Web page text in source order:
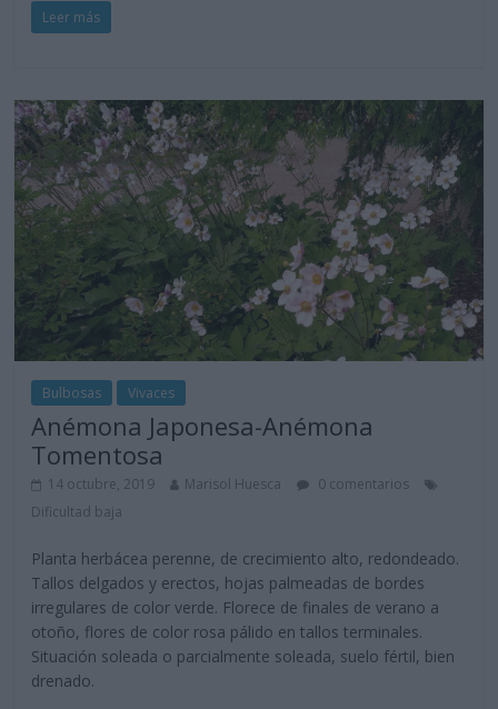
Leer más
Bulbosas Vivaces
Anémona Japonesa-Anémona
Tomentosa
14 octubre, 2019 Marisol Huesca
0 comentarios
Dificultad baja
Planta herbácea perenne, de crecimiento alto, redondeado.
Tallos delgados y erectos, hojas palmeadas de bordes
irregulares de color verde. Florece de finales de verano a
otoño, flores de color rosa pálido en tallos terminales.
Situación soleada o parcialmente soleada, suelo fértil, bien
drenado.